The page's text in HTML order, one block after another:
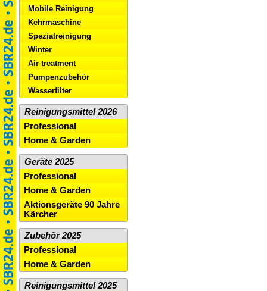
Mobile Reinigung
Kehrmaschine
Spezialreinigung
Winter
Air treatment
Pumpenzubehör
Wasserfilter
Reinigungsmittel 2026
Professional
Home & Garden
Geräte 2025
Professional
Home & Garden
Aktionsgeräte 90 Jahre
Kärcher
Zubehör 2025
Professional
Home & Garden
Reinigungsmittel 2025